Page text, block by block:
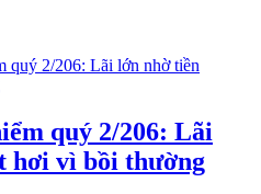
quý 2/206: Lãi
hơi vì bồi thường